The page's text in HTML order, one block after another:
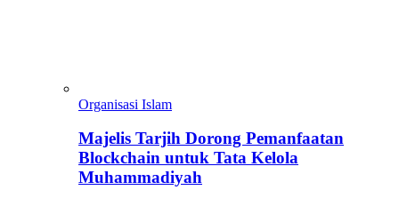
Organisasi Islam
Majelis Tarjih Dorong Pemanfaatan
Blockchain untuk Tata Kelola
Muhammadiyah